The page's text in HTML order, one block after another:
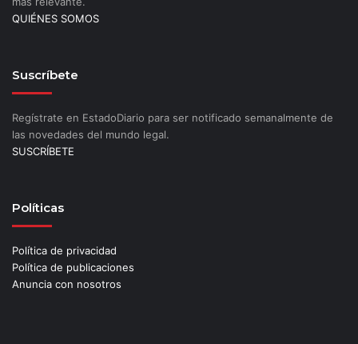
QUIÉNES SOMOS
Suscríbete
Regístrate en EstadoDiario para ser notificado semanalmente de
las novedades del mundo legal.
SUSCRÍBETE
Políticas
Política de privacidad
Política de publicaciones
Anuncia con nosotros